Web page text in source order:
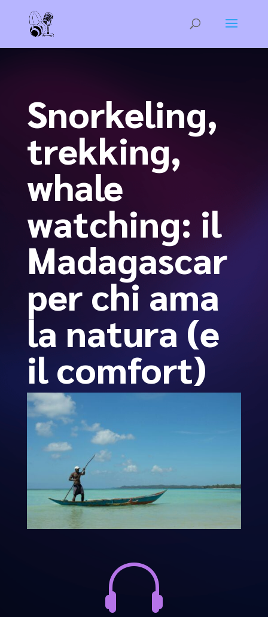
Snorkeling,
trekking,
whale
watching: il
Madagascar
per chi ama
la natura (e
il comfort)
